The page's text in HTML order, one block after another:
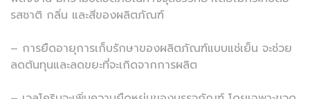
รสชาติ กลิ่น และสีของผลิตภัณฑ์
– การยืดอายุการเก็บรักษาของผลิตภัณฑ์แบบแช่เย็น จะช่วย
ลดต้นทุนและลดขยะที่จะเกิดจากการผลิต